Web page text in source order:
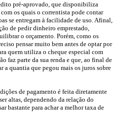
pré-aprovado, que disponibiliza
os quais o correntista pode contar
se entregam à facilidade de uso. Afinal,
de pedir dinheiro emprestado,
o orçamento. Porém, como os
pensar muito bem antes de optar por
quem utiliza o cheque especial com
faz parte da sua renda e que, ao final de
a quantia que pegou mais os juros sobre
de pagamento é feita diretamente
altas, dependendo da relação do
bastante para achar a melhor taxa de